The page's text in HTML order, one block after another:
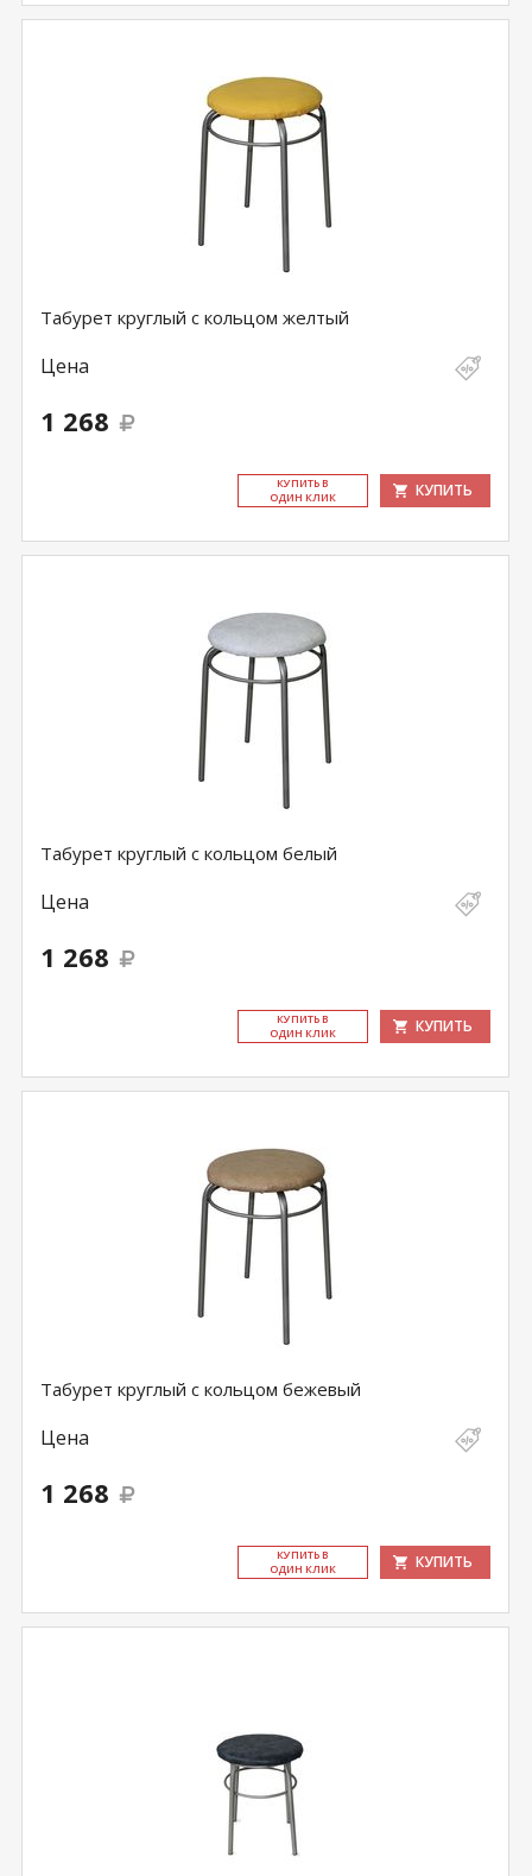
Табурет круглый с кольцом желтый
Цена
1 268
КУ­ПИТЬ В
ОДИН КЛИК
КУПИТЬ
Табурет круглый с кольцом белый
Цена
1 268
КУ­ПИТЬ В
ОДИН КЛИК
КУПИТЬ
Табурет круглый с кольцом бежевый
Цена
1 268
КУ­ПИТЬ В
ОДИН КЛИК
КУПИТЬ